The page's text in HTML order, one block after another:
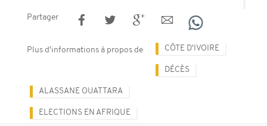
Partager
Plus d'informations à propos de CÔTE D'IVOIRE
DÉCÈS
ALASSANE OUATTARA
ELECTIONS EN AFRIQUE